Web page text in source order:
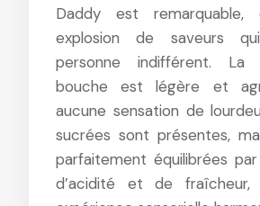
Daddy est remarquable,
explosion de saveurs
personne indifférent.
bouche est légère et
aucune sensation de
sucrées sont présentes,
parfaitement équilibrées
d’acidité et de fraîcheur,